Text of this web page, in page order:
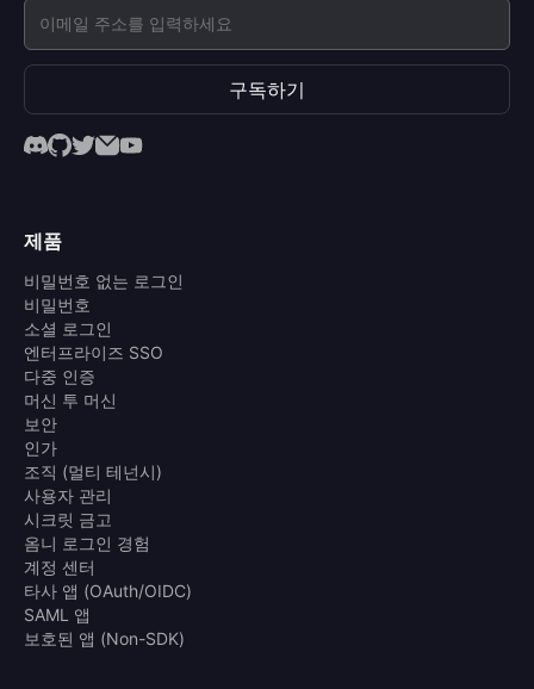
구독하기
제품
비밀번호 없는 로그인
비밀번호
소셜 로그인
엔터프라이즈 SSO
다중 인증
머신 투 머신
보안
인가
조직 (멀티 테넌시)
사용자 관리
시크릿 금고
옴니 로그인 경험
계정 센터
타사 앱 (OAuth/OIDC)
SAML 앱
보호된 앱 (Non-SDK)